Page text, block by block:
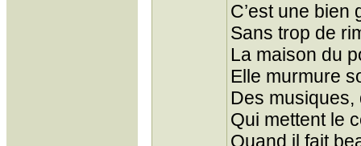
C’est une bien
Sans trop de
La maison du
Elle murmure
Des
Qui mettent le
Quand il fait